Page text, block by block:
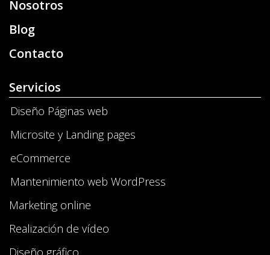
Nosotros
Blog
Contacto
Servicios
Diseño Páginas web
Microsite y Landing pages
eCommerce
Mantenimiento web WordPress
Marketing online
Realización de vídeo
Diseño gráfico